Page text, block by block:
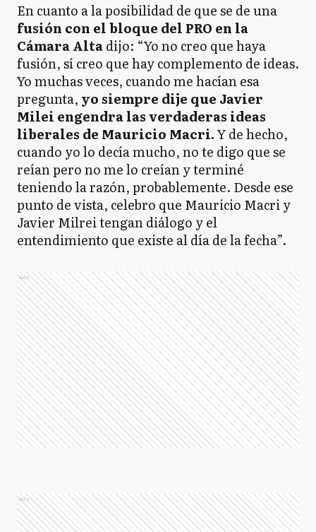
En cuanto a la posibilidad de que se de una
fusión con el bloque del PRO en la
Cámara Altadijo: “Yo no creo que haya
fusión, sí creo que hay complemento de ideas.
Yo muchas veces, cuando me hacían esa
pregunta, yo siempre dije que Javier
Milei engendra las verdaderas ideas
liberales de Mauricio Macri.Y de hecho,
cuando yo lo decía mucho, no te digo que se
reían pero no me lo creían y terminé
teniendo la razón, probablemente. Desde ese
punto de vista, celebro que Mauricio Macri y
Javier Milrei tengan diálogo y el
entendimiento que existe al día de la fecha”.
Ads
Ads